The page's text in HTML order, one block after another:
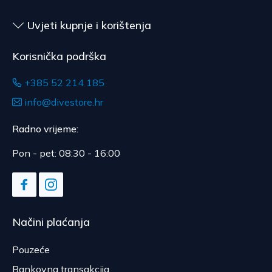
Uvjeti kupnje i korištenja
Korisnička podrška
+385 52 214 185
info@divestore.hr
Radno vrijeme:
Pon - pet: 08:30 - 16:00
Načini plaćanja
Pouzeće
Bankovna transakcija